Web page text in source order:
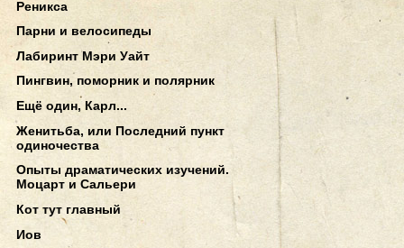
Реникса
Парни и велосипеды
Лабиринт Мэри Уайт
Пингвин, поморник и полярник
Ещё один, Карл...
Женитьба, или Последний пункт
одиночества
Опыты драматических изучений.
Моцарт и Сальери
Кот тут главный
Иов